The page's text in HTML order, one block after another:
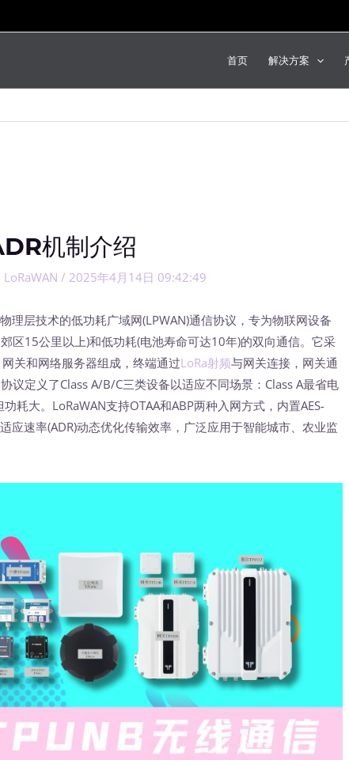
首页 解决方案
机制介绍
LoRaWAN / 2025年4月14日 09:42:49
理层技术的低功耗广域网(LPWAN)通信协议，专为物联网设备
区15公里以上)和低功耗(电池寿命可达10年)的双向通信。它采
关和网络服务器组成，终端通过LoRa射频与网关连接，网关通
议定义了Class A/B/C三类设备以适应不同场景：Class A最省电
耗大。LoRaWAN支持OTAA和ABP两种入网方式，内置AES-
应速率(ADR)动态优化传输效率，广泛应用于智能城市、农业监